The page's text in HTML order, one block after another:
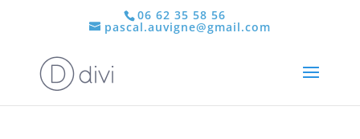
06 62 35 58 56
pascal.auvigne@gmail.com